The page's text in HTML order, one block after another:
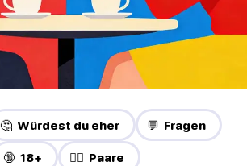
🤔 Würdest du eher 💬 Fragen
🔞 18+ ❤️‍🔥 Paare